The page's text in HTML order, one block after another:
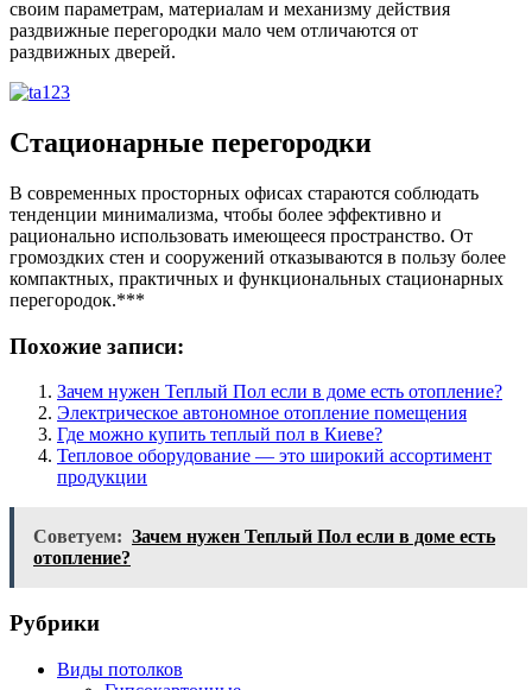
своим параметрам, материалам и механизму действия
раздвижные перегородки мало чем отличаются от
раздвижных дверей.
Стационарные перегородки
В современных просторных офисах стараются соблюдать
тенденции минимализма, чтобы более эффективно и
рационально использовать имеющееся пространство. От
громоздких стен и сооружений отказываются в пользу более
компактных, практичных и функциональных стационарных
перегородок.***
Похожие записи:
Зачем нужен Теплый Пол если в доме есть отопление?
Электрическое автономное отопление помещения
Где можно купить теплый пол в Киеве?
Тепловое оборудование — это широкий ассортимент
продукции
Советуем: Зачем нужен Теплый Пол если в доме есть
отопление?
Рубрики
Виды потолков